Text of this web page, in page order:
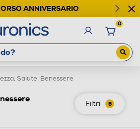
ANNIVERSARIO
0
Salute, Benessere
Filtri 5